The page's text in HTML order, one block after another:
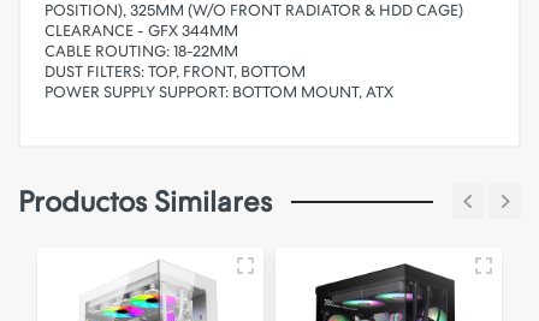
POSITION), 325MM (W/O FRONT RADIATOR & HDD CAGE)
CLEARANCE - GFX 344MM
CABLE ROUTING: 18-22MM
DUST FILTERS: TOP, FRONT, BOTTOM
POWER SUPPLY SUPPORT: BOTTOM MOUNT, ATX
Productos Similares